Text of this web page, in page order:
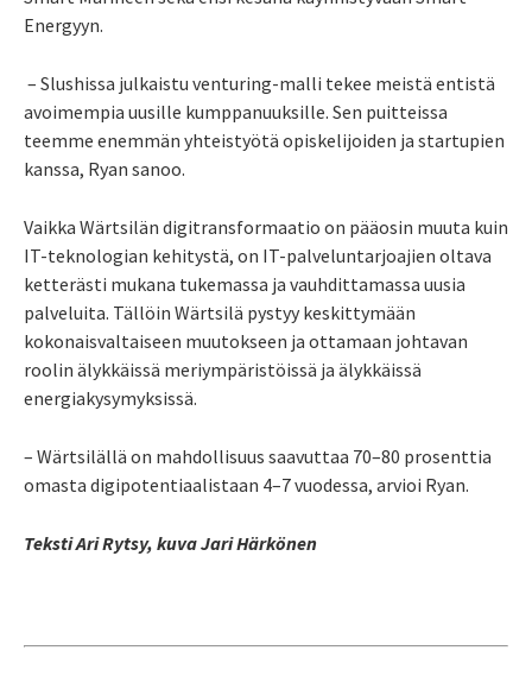
Energyyn.
– Slushissa julkaistu venturing-malli tekee meistä entistä
avoimempia uusille kumppanuuksille. Sen puitteissa
teemme enemmän yhteistyötä opiskelijoiden ja startupien
kanssa, Ryan sanoo.
Vaikka Wärtsilän digitransformaatio on pääosin muuta kuin
IT-teknologian kehitystä, on IT-palveluntarjoajien oltava
ketterästi mukana tukemassa ja vauhdittamassa uusia
palveluita. Tällöin Wärtsilä pystyy keskittymään
kokonaisvaltaiseen muutokseen ja ottamaan johtavan
roolin älykkäissä meriympäristöissä ja älykkäissä
energiakysymyksissä.
– Wärtsilällä on mahdollisuus saavuttaa 70–80 prosenttia
omasta digipotentiaalistaan 4–7 vuodessa, arvioi Ryan.
Teksti Ari Rytsy, kuva Jari Härkönen